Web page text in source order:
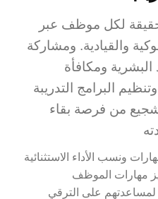
لكل موظف عبر
والقيادية. ومشاركة
البشرية ومكافأة
البرامج التدريبة
من فرصة بقاء
مهارات الموظف
لمساعدتهم على الترقي